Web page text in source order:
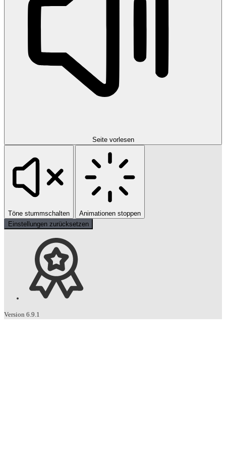
Seite vorlesen
Töne stummschalten
Animationen stoppen
Einstellungen zurücksetzen
Version 6.9.1